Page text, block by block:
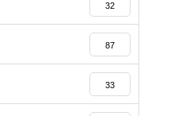
32
87
33